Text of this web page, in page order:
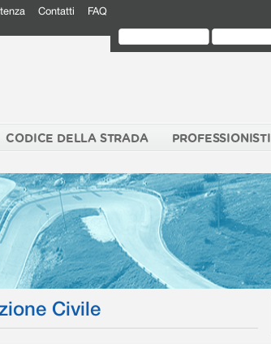
Contatti FAQ
CODICE DELLA STRADA PROFESSIONISTI
Civile